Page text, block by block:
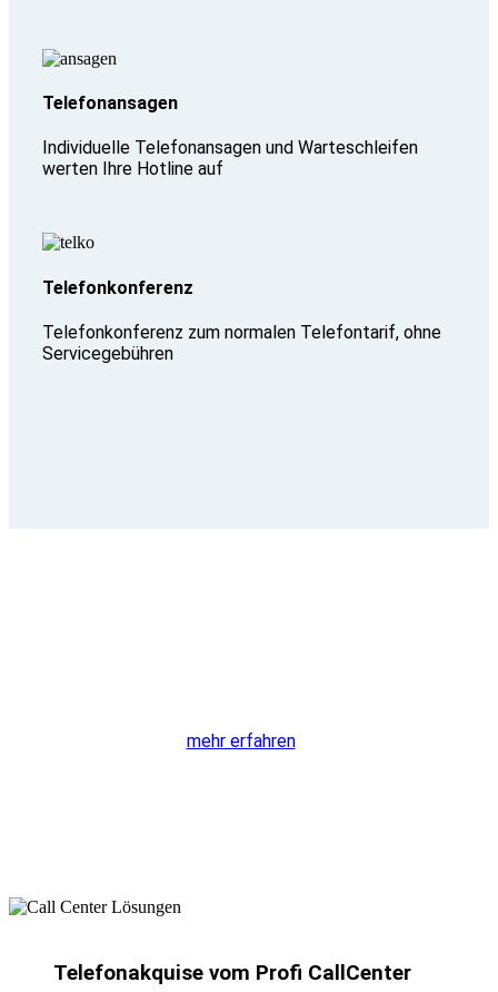
Telefonansagen
Individuelle Telefonansagen und Warteschleifen
werten Ihre Hotline auf
Telefonkonferenz
Telefonkonferenz zum normalen Telefontarif, ohne
Servicegebühren
mehr erfahren
Telefonakquise vom Profi CallCenter